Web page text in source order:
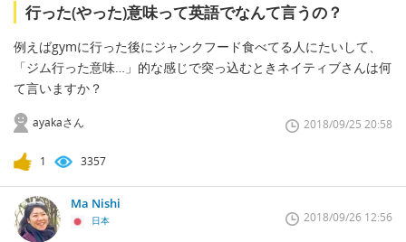
行った(やった)意味って英語でなんて言うの？
例えばgymに行った後にジャンクフード食べてる人にたいして、
「ジム行った意味…」的な感じで突っ込むときネイティブさんは何
て言いますか？
ayakaさん 2018/09/25 20:58
1 3357
Ma Nishi
日本 2018/09/26 12:56